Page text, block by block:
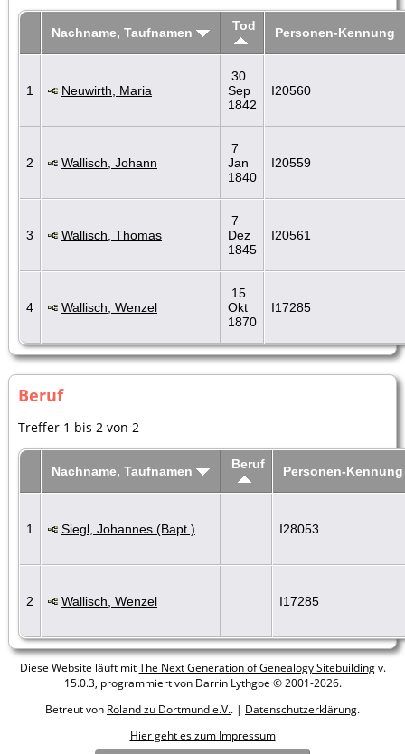
Nachname, Taufnamen Tod Personen-Kennung
1 Neuwirth, Maria
30
Sep
1842
I20560
2 Wallisch, Johann
7
Jan
1840
I20559
3 Wallisch, Thomas
7
Dez
1845
I20561
4 Wallisch, Wenzel
15
Okt
1870
I17285
Beruf
Treffer 1 bis 2 von 2
Nachname, Taufnamen Beruf Personen-Kennung
1 Siegl, Johannes (Bapt.) I28053
2 Wallisch, Wenzel I17285
Diese Website läuft mitThe Next Generation of Genealogy Sitebuildingv.
15.0.3, programmiert von Darrin Lythgoe © 2001-2026.
Betreut von Roland zu Dortmund e.V.. | Datenschutzerklärung.
Hier geht es zum Impressum